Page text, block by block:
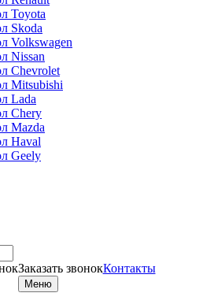
Toyota
Skoda
Volkswagen
Nissan
Chevrolet
Mitsubishi
Lada
Chery
Mazda
Haval
Geely
Заказать звонокКонтакты
Меню